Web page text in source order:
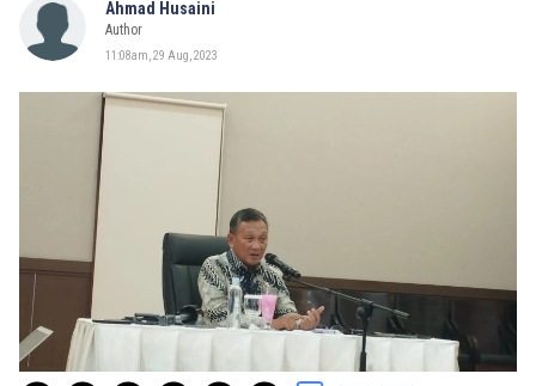
Ahmad Husaini
Author
11:08am, 29 Aug, 2023